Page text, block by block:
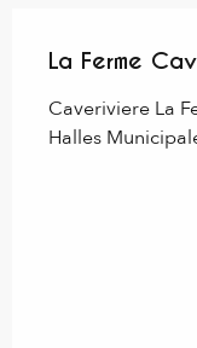
La Ferme
Caveriviere La
Halles